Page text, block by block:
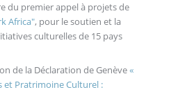
du premier appel à projets de
Africa", pour le soutien et la
culturelles de 15 pays
de la Déclaration de Genève«
et Pratrimoine Culturel :